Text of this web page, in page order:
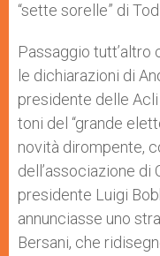
“sette sorelle” di
Passaggio
le dichiarazioni di
presidente delle
toni del “grande
novità dirompente,
dell’associazione di
presidente Luigi
annunciasse uno
Bersani, che